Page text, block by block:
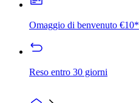
Omaggio di benvenuto €10*
Reso entro 30 giorni